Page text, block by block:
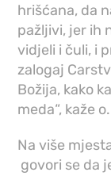
hrišćana, da
pažljivi, jer ih
vidjeli i čuli, i
zalogaj
Božija, kako
meda“, kaže
Na više
govori se da